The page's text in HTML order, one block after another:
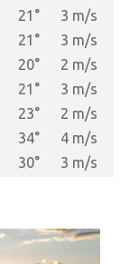
21°
3 m/s
21°
3 m/s
20°
2 m/s
21°
3 m/s
23°
2 m/s
34°
4 m/s
30° 3 m/s